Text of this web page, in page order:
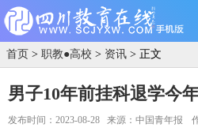
首页 > 职教●高校 > 资讯 > 正文
男子10年前挂科退学今
发布时间：2023-08-28 来源：中国青年报